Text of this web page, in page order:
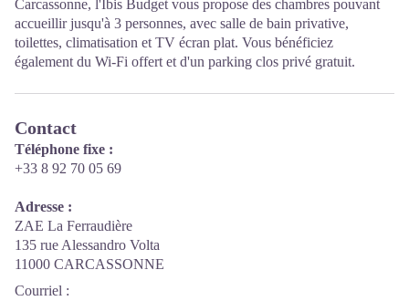
Carcassonne, l'Ibis Budget vous propose des chambres pouvant
accueillir jusqu'à 3 personnes, avec salle de bain privative,
toilettes, climatisation et TV écran plat. Vous bénéficiez
également du Wi-Fi offert et d'un parking clos privé gratuit.
Contact
Téléphone fixe :
+33 8 92 70 05 69
Adresse :
ZAE La Ferraudière
135 rue Alessandro Volta
11000 CARCASSONNE
Courriel :